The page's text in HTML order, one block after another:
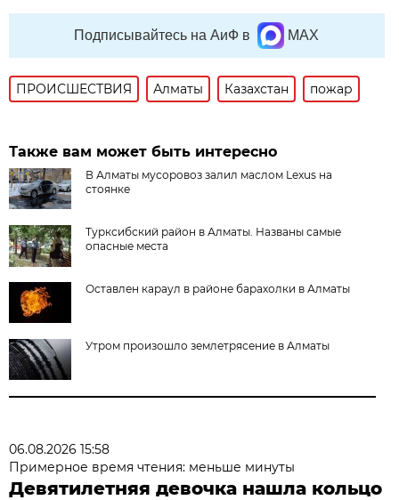
Подписывайтесь на АиФ в MAX
ПРОИСШЕСТВИЯ Алматы Казахстан пожар
Также вам может быть интересно
В Алматы мусоровоз залил маслом Lexus на
стоянке
Турксибский район в Алматы. Названы самые
опасные места
Оставлен караул в районе барахолки в Алматы
Утром произошло землетрясение в Алматы
06.08.2026 15:58
Примерное время чтения: меньше минуты
Девятилетняя девочка нашла кольцо